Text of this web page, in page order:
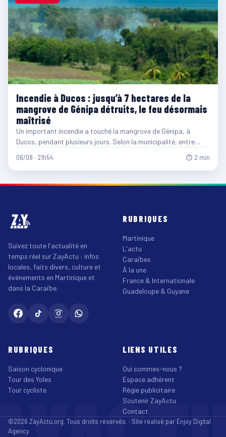
Incendie à Ducos : jusqu’à 7 hectares de la
mangrove de Génipa détruits, le feu désormais
maîtrisé
Un important incendie a touché la mangrove de Génipa, à
Ducos, pendant plusieurs jours. Selon la municipalité, entre…
06/08 · 21h54 ⏱ 2 min
Suivez toute l'actualité en
temps réel sur ZayActu : infos
locales, faits divers, culture et
événements en Martinique et
dans la Caraïbe.
RUBRIQUES
Martinique
L'actu
Caraïbes
À la une
France & Internationale
Guadeloupe & Guyane
RUBRIQUES
Saison cyclonique
Tour des Yoles
Tour cycliste
LIENS UTILES
Qui sommes-nous ?
Espace adhérent
Régie publicitaire
Soutenir ZayActu
Contact
©2026 ZayActu.org. Tous droits réservés. · Site réalisé par Enjoy Digital
Agency